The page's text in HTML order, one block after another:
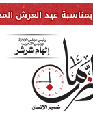
العرش المجيد